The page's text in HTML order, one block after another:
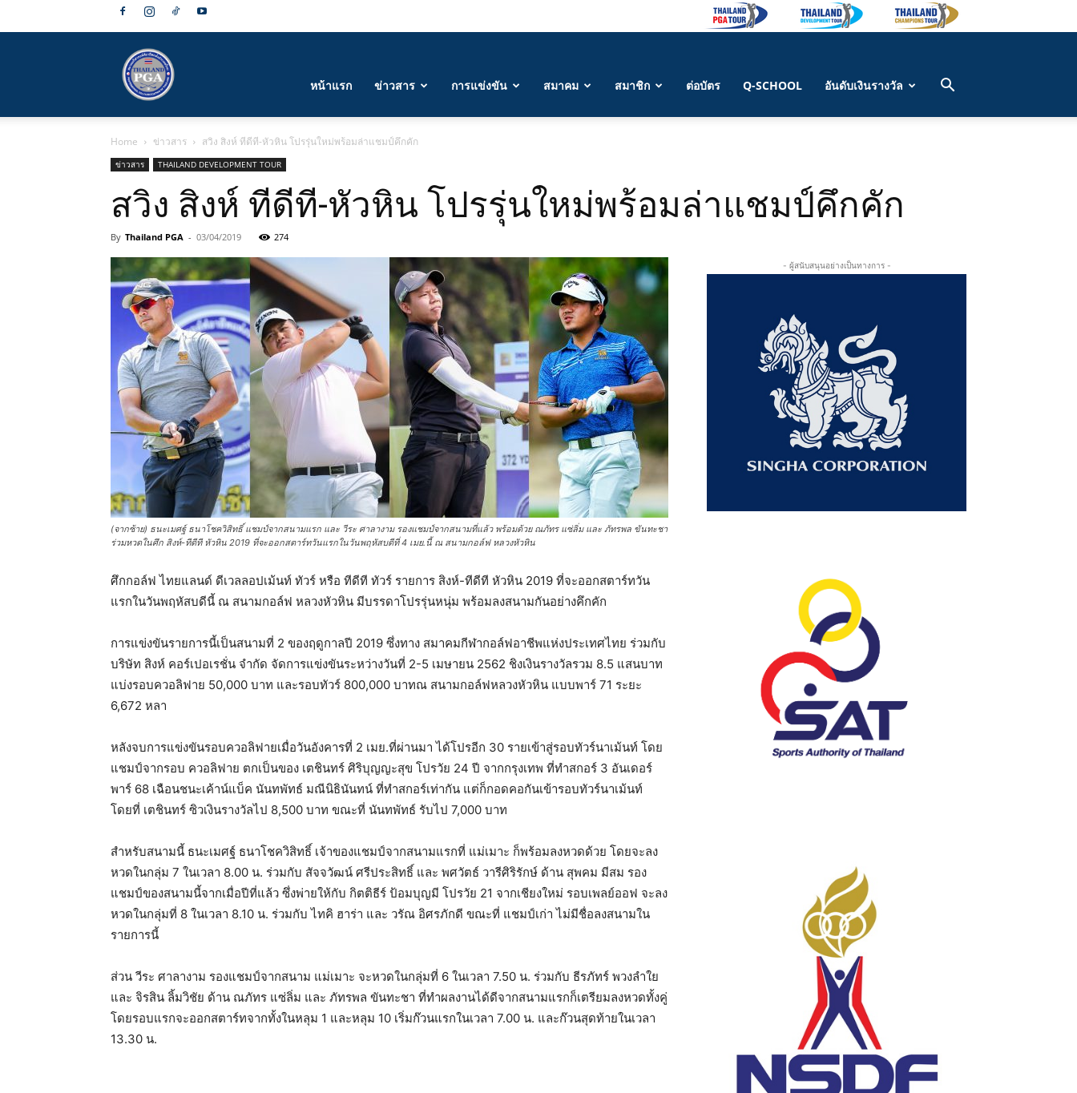
กีฬา
กอล์ฟ
อาชีพ
แห่ง
ประเทศไทย
หน้าแรก ข่าวสาร การแข่งขัน สมาคม สมาชิก ต่อบัตร Q-SCHOOL อันดับเงินรางวัล
Home ข่าวสาร สวิง สิงห์ ทีดีที-หัวหิน โปรรุ่นใหม่พร้อมล่าแชมป์คึกคัก
ข่าวสาร THAILAND DEVELOPMENT TOUR
สวิง สิงห์ ทีดีที-หัวหิน โปรรุ่นใหม่พร้อมล่าแชมป์คึกคัก
By Thailand PGA - 03/04/2019 274
(จากซ้าย) ธนะเมศฐ์ ธนาโชควิสิทธิ์ แชมป์จากสนามแรก และ วีระ ศาลางาม รองแชมป์จากสนามที่แล้ว พร้อมด้วย ณภัทร แซ่ลิ่ม และ ภัทรพล ขันทะชา
ร่วมหวดในศึก สิงห์-ทีดีที หัวหิน 2019 ที่จะออกสตาร์ทวันแรกในวันพฤหัสบดีที่ 4 เมย.นี้ ณ สนามกอล์ฟ หลวงหัวหิน
ศึกกอล์ฟ ไทยแลนด์ ดีเวลลอปเม้นท์ ทัวร์ หรือ ทีดีที ทัวร์ รายการ สิงห์-ทีดีที หัวหิน 2019 ที่จะออกสตาร์ทวัน
แรกในวันพฤหัสบดีนี้ ณ สนามกอล์ฟ หลวงหัวหิน มีบรรดาโปรรุ่นหนุ่ม พร้อมลงสนามกันอย่างคึกคัก
การแข่งขันรายการนี้เป็นสนามที่ 2 ของฤดูกาลปี 2019 ซึ่งทาง สมาคมกีฬากอล์ฟอาชีพแห่งประเทศไทย ร่วมกับ
บริษัท สิงห์ คอร์เปอเรชั่น จำกัด จัดการแข่งขันระหว่างวันที่ 2-5 เมษายน 2562 ชิงเงินรางวัลรวม 8.5 แสนบาท
แบ่งรอบควอลิฟาย 50,000 บาท และรอบทัวร์ 800,000 บาทณ สนามกอล์ฟหลวงหัวหิน แบบพาร์ 71 ระยะ
6,672 หลา
หลังจบการแข่งขันรอบควอลิฟายเมื่อวันอังคารที่ 2 เมย.ที่ผ่านมา ได้โปรอีก 30 รายเข้าสู่รอบทัวร์นาเม้นท์ โดย
แชมป์จากรอบ ควอลิฟาย ตกเป็นของ เตชินทร์ ศิริบุญญะสุข โปรวัย 24 ปี จากกรุงเทพ ที่ทำสกอร์ 3 อันเดอร์
พาร์ 68 เฉือนชนะเค้าน์แบ็ค นันทพัทธ์ มณีนิธินันทน์ ที่ทำสกอร์เท่ากัน แต่ก็กอดคอกันเข้ารอบทัวร์นาเม้นท์
โดยที่ เตชินทร์ ซิวเงินรางวัลไป 8,500 บาท ขณะที่ นันทพัทธ์ รับไป 7,000 บาท
สำหรับสนามนี้ ธนะเมศฐ์ ธนาโชควิสิทธิ์ เจ้าของแชมป์จากสนามแรกที่ แม่เมาะ ก็พร้อมลงหวดด้วย โดยจะลง
หวดในกลุ่ม 7 ในเวลา 8.00 น. ร่วมกับ สัจจวัฒน์ ศรีประสิทธิ์ และ พศวัตธ์ วารีศิริรักษ์ ด้าน สุพคม มีสม รอง
แชมป์ของสนามนี้จากเมื่อปีที่แล้ว ซึ่งพ่ายให้กับ กิตติธีร์ ป้อมบุญมี โปรวัย 21 จากเชียงใหม่ รอบเพลย์ออฟ จะลง
หวดในกลุ่มที่ 8 ในเวลา 8.10 น. ร่วมกับ ไทคิ ฮาร่า และ วรัณ อิศรภักดี ขณะที่ แชมป์เก่า ไม่มีชื่อลงสนามใน
รายการนี้
ส่วน วีระ ศาลางาม รองแชมป์จากสนาม แม่เมาะ จะหวดในกลุ่มที่ 6 ในเวลา 7.50 น. ร่วมกับ ธีรภัทร์ พวงลำใย
และ จิรสิน ลิ้มวิชัย ด้าน ณภัทร แซ่ลิ่ม และ ภัทรพล ขันทะชา ที่ทำผลงานได้ดีจากสนามแรกก็เตรียมลงหวดทั้งคู่
โดยรอบแรกจะออกสตาร์ทจากทั้งในหลุม 1 และหลุม 10 เริ่มก๊วนแรกในเวลา 7.00 น. และก๊วนสุดท้ายในเวลา
13.30 น.
- ผู้สนับสนุนอย่างเป็นทางการ -